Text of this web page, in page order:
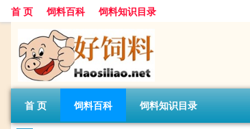
首 页 饲料百科 饲料知识目录
首 页 饲料百科 饲料知识目录